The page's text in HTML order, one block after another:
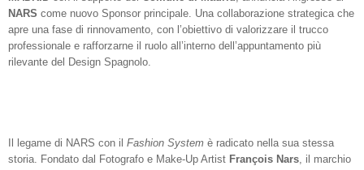
NARS come nuovo Sponsor principale. Una collaborazione strategica che
apre una fase di rinnovamento, con l’obiettivo di valorizzare il trucco
professionale e rafforzarne il ruolo all’interno dell’appuntamento più
rilevante del Design Spagnolo.
Il legame di NARS con il Fashion System è radicato nella sua stessa
storia. Fondato dal Fotografo e Make-Up Artist François Nars, il marchio